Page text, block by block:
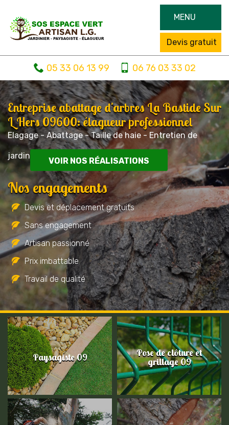
MENU
Devis gratuit
05 33 06 13 99 06 76 03 33 02
Entreprise abattage d'arbres La Bastide Sur
L Hers 09600: élagueur professionnel
Elagage - Abattage - Taille de haie - Entretien de
jardin
VOIR NOS RÉALISATIONS
Nos engagements
Devis et déplacement gratuits
Sans engagement
Artisan passionné
Prix imbattable
Travail de qualité
Paysagiste 09 Pose de clôture et
grillage 09